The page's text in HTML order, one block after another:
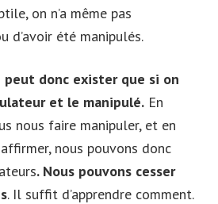
on n’a même pas
d’avoir été manipulés.
donc exister que si on
et le manipulé. En
nous faire manipuler, et en
nous pouvons donc
. Nous pouvons cesser
. Il suffit d’apprendre comment.